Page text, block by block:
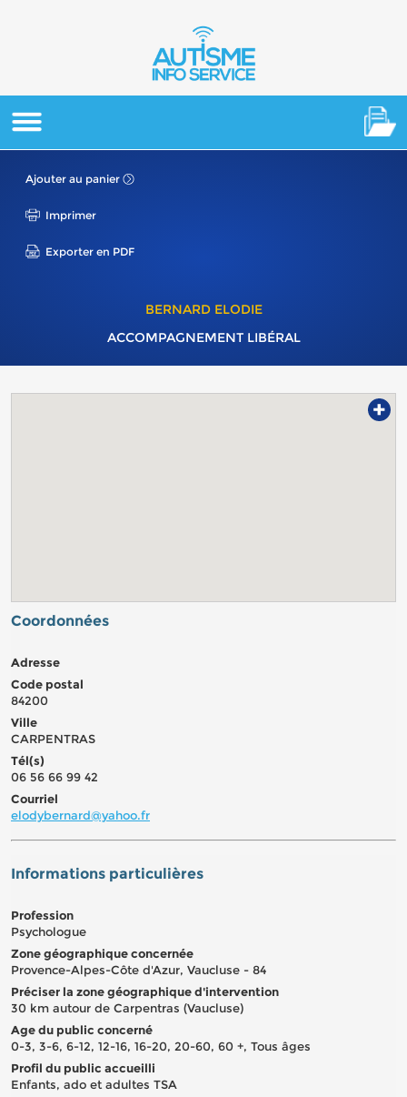
Ajouter au panier
Imprimer
Exporter en PDF
BERNARD ELODIE
ACCOMPAGNEMENT LIBÉRAL
+
Coordonnées
Adresse
Code postal
84200
Ville
CARPENTRAS
Tél(s)
06 56 66 99 42
Courriel
elodybernard@yahoo.fr
Informations particulières
Profession
Psychologue
Zone géographique concernée
Provence-Alpes-Côte d'Azur, Vaucluse - 84
Préciser la zone géographique d'intervention
30 km autour de Carpentras (Vaucluse)
Age du public concerné
0-3, 3-6, 6-12, 12-16, 16-20, 20-60, 60 +, Tous âges
Profil du public accueilli
Enfants, ado et adultes TSA